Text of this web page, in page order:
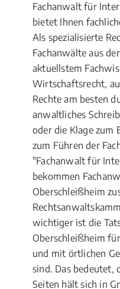
Fachanwalt für
bietet Ihnen
Als spezialisierte
Fachanwälte aus
aktuellstem
Wirtschaftsrecht,
Rechte am besten
anwaltliches
oder die Klage zum
zum Führen der
"Fachanwalt für
bekommen
Oberschleißheim
wichtiger ist die
Oberschleißheim
und mit örtlichen
sind. Das bedeutet,
Seiten hält sich in